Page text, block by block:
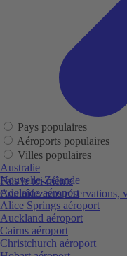
Fais le toi-même
Contrôlez vos réservations,
Pays populaires
Aéroports populaires
Villes populaires
Australie
Nouvelle-Zélande
Adelaide aéroport
Alice Springs aéroport
Auckland aéroport
Cairns aéroport
Christchurch aéroport